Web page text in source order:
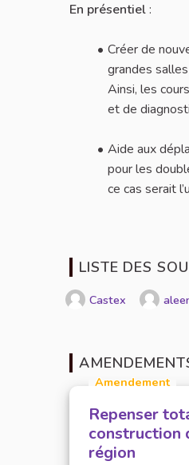
En présentiel:
Créer de
grandes
Ainsi, les
et de
Aide aux
pour les
ce cas serait
LISTE DES
Castex
Amendement
Repenser
construction
région